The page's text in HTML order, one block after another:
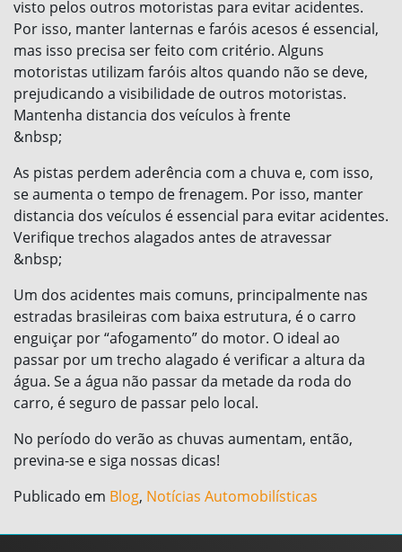
visto pelos outros motoristas para evitar acidentes.
Por isso, manter lanternas e faróis acesos é essencial,
mas isso precisa ser feito com critério. Alguns
motoristas utilizam faróis altos quando não se deve,
prejudicando a visibilidade de outros motoristas.
Mantenha distancia dos veículos à frente
&nbsp;
As pistas perdem aderência com a chuva e, com isso,
se aumenta o tempo de frenagem. Por isso, manter
distancia dos veículos é essencial para evitar acidentes.
Verifique trechos alagados antes de atravessar
&nbsp;
Um dos acidentes mais comuns, principalmente nas
estradas brasileiras com baixa estrutura, é o carro
enguiçar por “afogamento” do motor. O ideal ao
passar por um trecho alagado é verificar a altura da
água. Se a água não passar da metade da roda do
carro, é seguro de passar pelo local.
No período do verão as chuvas aumentam, então,
previna-se e siga nossas dicas!
Publicado em Blog, Notícias Automobilísticas